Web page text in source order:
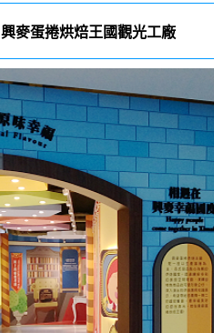
興麥蛋捲烘焙王國觀光工廠